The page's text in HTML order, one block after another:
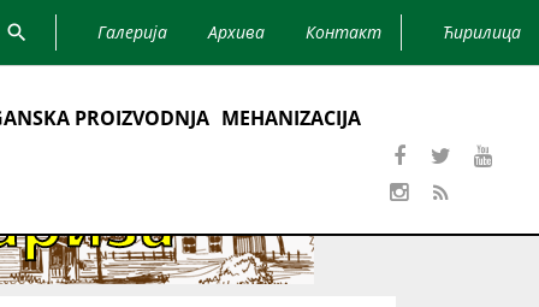
Галерија Архива Контакт Ћирилица
PROIZVODNJA MEHANIZACIJA